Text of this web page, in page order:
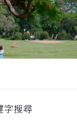
字搜尋